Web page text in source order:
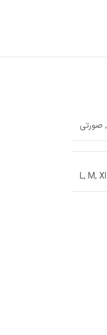
, صورتی
L, M, Xl